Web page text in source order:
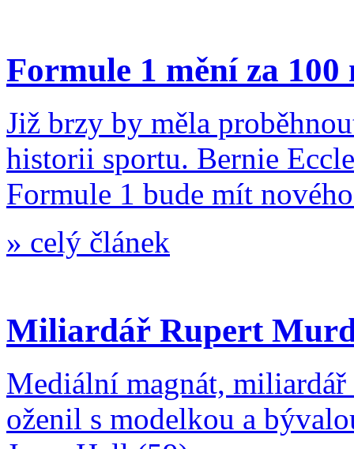
Formule 1 mění za
Již brzy by měla
historii sportu. Bernie
Formule 1 bude mít
» celý článek
Miliardář Rupert
Mediální magnát,
oženil s modelkou a